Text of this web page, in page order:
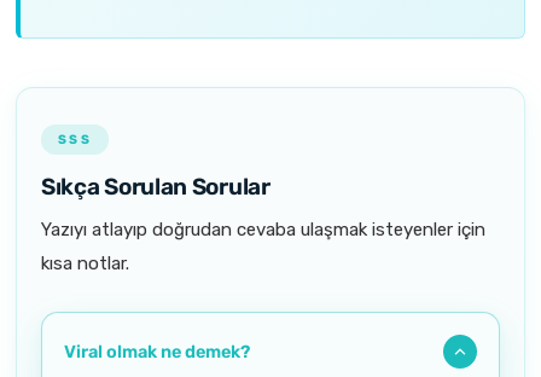
SSS
Sıkça Sorulan Sorular
Yazıyı atlayıp doğrudan cevaba ulaşmak isteyenler için
kısa notlar.
Viral olmak ne demek?